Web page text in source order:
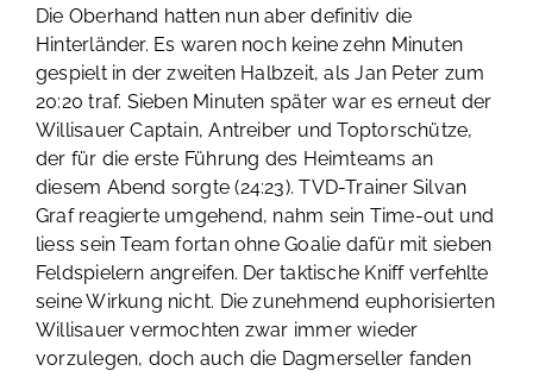
Die Oberhand hatten nun aber definitiv die
Hinterländer. Es waren noch keine zehn Minuten
gespielt in der zweiten Halbzeit, als Jan Peter zum
20:20 traf. Sieben Minuten später war es erneut der
Willisauer Captain, Antreiber und Toptorschütze,
der für die erste Führung des Heimteams an
diesem Abend sorgte (24:23). TVD-Trainer Silvan
Graf reagierte umgehend, nahm sein Time-out und
liess sein Team fortan ohne Goalie dafür mit sieben
Feldspielern angreifen. Der taktische Kniff verfehlte
seine Wirkung nicht. Die zunehmend euphorisierten
Willisauer vermochten zwar immer wieder
vorzulegen, doch auch die Dagmerseller fanden